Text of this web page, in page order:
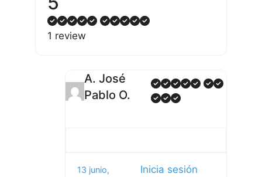
1 review
A. José
Pablo O.
13 junio,
Inicia sesión